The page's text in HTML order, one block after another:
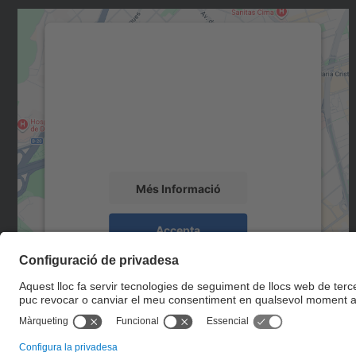
Més Informació
Accepta
powered byUsercentrics Consent